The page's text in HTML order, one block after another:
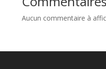
Aucun commentaire à